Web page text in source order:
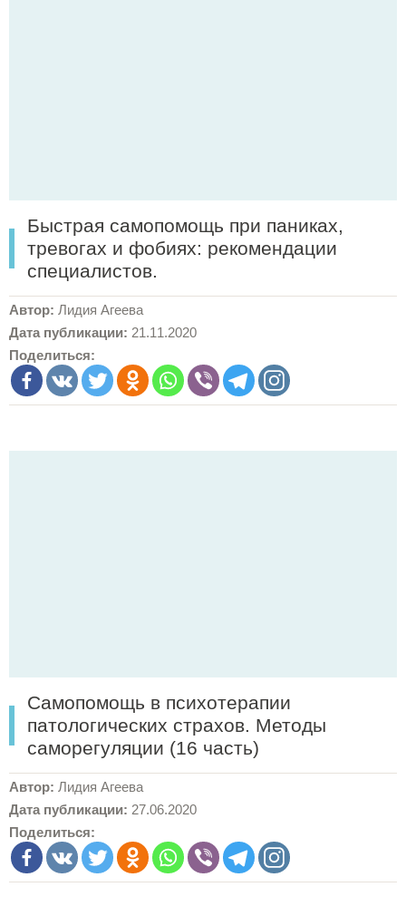
Быстрая самопомощь при паниках,
тревогах и фобиях: рекомендации
специалистов.
Автор: Лидия Агеева
Дата публикации: 21.11.2020
Поделиться:
Самопомощь в психотерапии
патологических страхов. Методы
саморегуляции (16 часть)
Автор: Лидия Агеева
Дата публикации: 27.06.2020
Поделиться: